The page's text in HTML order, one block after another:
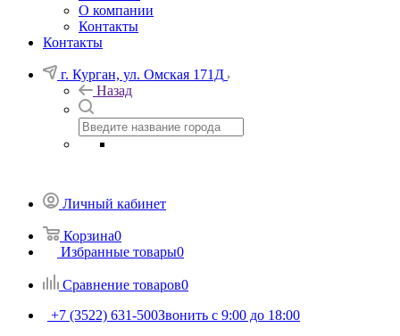
О компании
Контакты
Контакты
г. Курган, ул. Омская 171Д
Назад
Личный кабинет
Корзина0
Избранные товары0
Сравнение товаров0
+7 (3522) 631-500Звонить с 9:00 до 18:00